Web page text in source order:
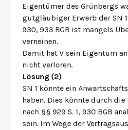
Eigentümer des Grünbergs
gutgläubiger Erwerb der SN 1
930, 933 BGB ist mangels
verneinen.
Damit hat V sein Eigentum
nicht verloren.
Lösung (2)
SN 1 könnte ein
haben. Dies könnte durch
nach §§ 929 S. 1, 930 BGB
sein. Im Wege der